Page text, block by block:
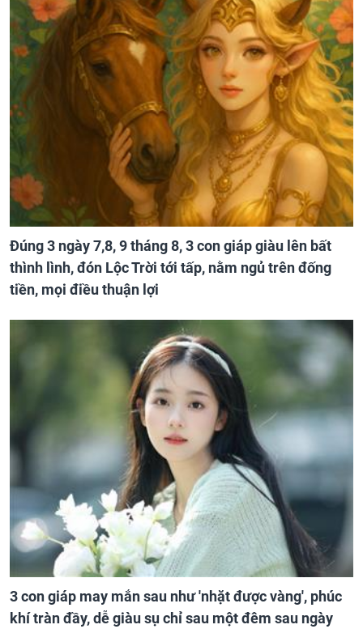
Đúng 3 ngày 7,8, 9 tháng 8, 3 con giáp giàu lên bất
thình lình, đón Lộc Trời tới tấp, nằm ngủ trên đống
tiền, mọi điều thuận lợi
3 con giáp may mắn sau như 'nhặt được vàng', phúc
khí tràn đầy, dễ giàu sụ chỉ sau một đêm sau ngày